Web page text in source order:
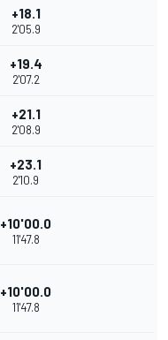
+18.1
2'05.9
+19.4
2'07.2
+21.1
2'08.9
+23.1
2'10.9
+10'00.0
11'47.8
+10'00.0
11'47.8